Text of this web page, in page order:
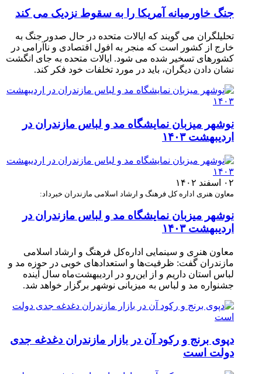
جنگ خاورمیانه آمریکا را به سقوط نزدیک می کند
تحلیلگران می گویند که ایالات متحده در حال صدور جنگ به
خارج از کشور است که منجر به افول اقتصادی و ناآرامی در
کشورهای تسخیر شده می شود. ایالات متحده به جای انگشت
نشان دادن دیگران، باید در مورد تخلفات خود فکر کند.
نوشهر میزبان نمایشگاه مد و لباس مازندران در
اردیبهشت ۱۴۰۳
۰۲ اسفند ۱۴۰۲
معاون هنری اداره‌ کل فرهنگ و ارشاد اسلامی مازندران خبرداد:
نوشهر میزبان نمایشگاه مد و لباس مازندران در
اردیبهشت ۱۴۰۳
معاون هنری و سینمایی اداره‌کل فرهنگ و ارشاد اسلامی
مازندران گفت: ظرفیت‌ها و استعدادهای خوبی در حوزه مد و
لباس استان داریم و از این‌رو در اردیبهشت‌ماه سال آینده
جشنواره مد و لباس به میزبانی نوشهر برگزار خواهد شد.
دپوی برنج و رکود آن در بازار مازندران دغدغه جدی
دولت است